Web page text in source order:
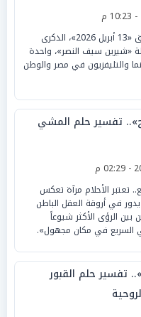
تحل اليوم الإثنين، الموافق «13 أبريل 2026»، الذكرى
«شيرين سيف النصر»، واحدة
والتليفزيون في مصر والوطن
تفسير حلم المشي
تعتبر الأحلام مرآة تعكس
في أروقة العقل الباطن
الرؤى الأكثر شيوعاً
السريع في مكان مجهول».
تفسير حلم القبور